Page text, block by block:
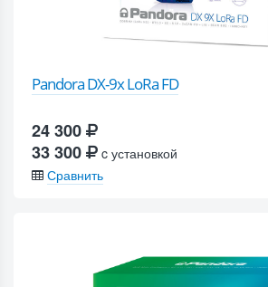
Pandora DX-9x LoRa FD
24 300
33 300
c установкой
Сравнить